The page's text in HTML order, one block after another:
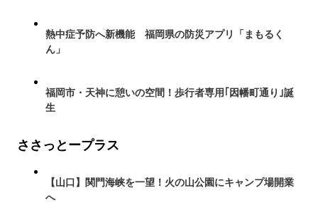
熱中症予防へ新機能 福岡県の防災アプリ「まもるく
ん」
福岡市・天神に憩いの空間！歩行者専用｢因幡町通り｣誕
生
ささっとープラス
【山口】関門海峡を一望！火の山公園にキャンプ場開業
へ